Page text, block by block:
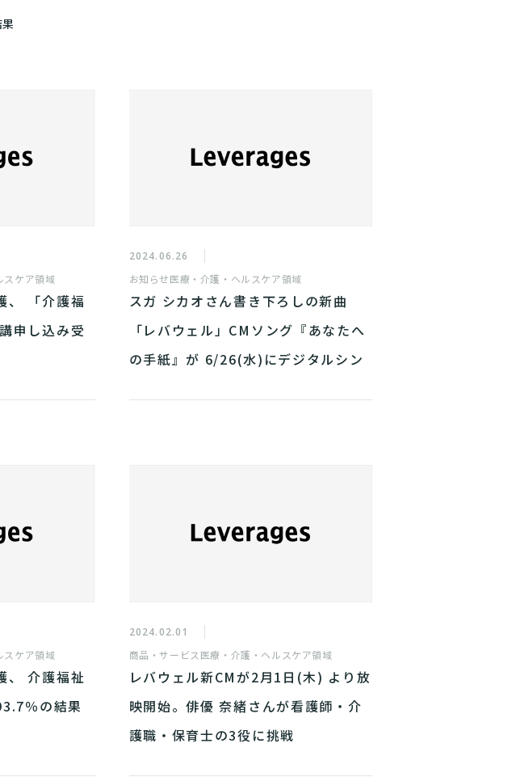
スケア領域
、 「介護福
申し込み受
2024.06.26
お知らせ医療・介護・ヘルスケア領域
スガ シカオさん書き下ろしの新曲
「レバウェル」CMソング『あなたへ
の手紙』が 6/26(水)にデジタルシン
スケア領域
、 介護福祉
％の結果
2024.02.01
商品・サービス 医療・介護・ヘルスケア領域
レバウェル新CMが2月1日(木) より放
映開始。俳優 奈緒さんが看護師・介
護職・保育士の3役に挑戦